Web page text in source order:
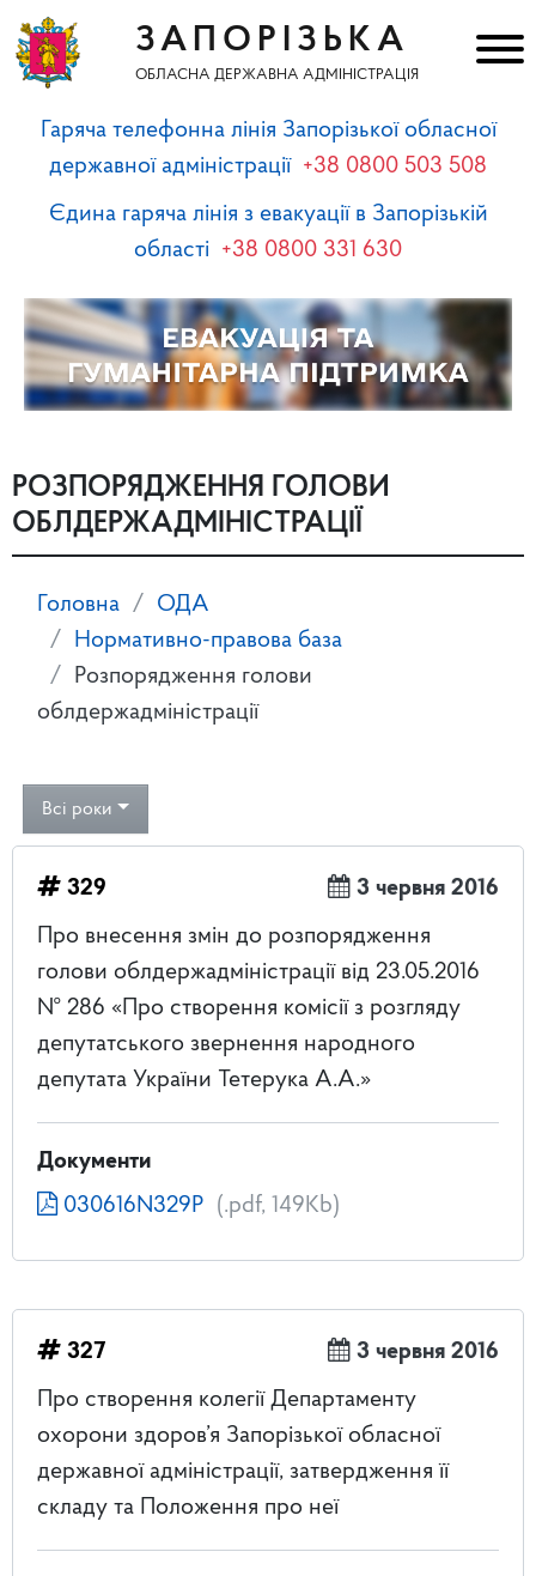
ЗАПОРІЗЬКА
ОБЛАСНА ДЕРЖАВНА АДМІНІСТРАЦІЯ
Гаряча телефонна лінія Запорізької обласної
державної адміністрації +38 0800 503 508
Єдина гаряча лінія з евакуації в Запорізькій
області +38 0800 331 630
РОЗПОРЯДЖЕННЯ ГОЛОВИ
ОБЛДЕРЖАДМІНІСТРАЦІЇ
Головна
ОДА
Нормативно-правова база
Розпорядження голови
облдержадміністрації
Всі роки
329
3 червня 2016
Про внесення змін до розпорядження
голови облдержадміністрації від 23.05.2016
№ 286 «Про створення комісії з розгляду
депутатського звернення народного
депутата України Тетерука А.А.»
Документи
030616N329P (.pdf, 149Kb)
327
3 червня 2016
Про створення колегії Департаменту
охорони здоров’я Запорізької обласної
державної адміністрації, затвердження її
складу та Положення про неї